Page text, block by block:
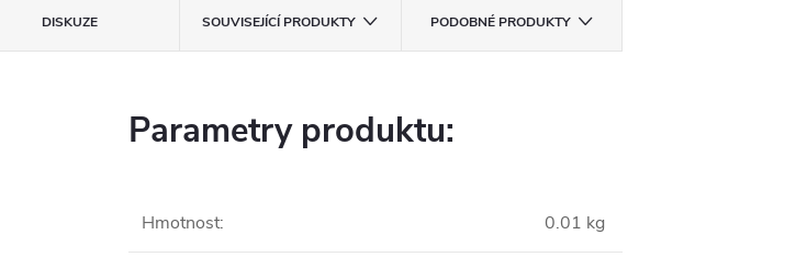
DISKUZE SOUVISEJÍCÍ PRODUKTY PODOBNÉ PRODUKTY
Parametry produktu:
Hmotnost: 0.01 kg